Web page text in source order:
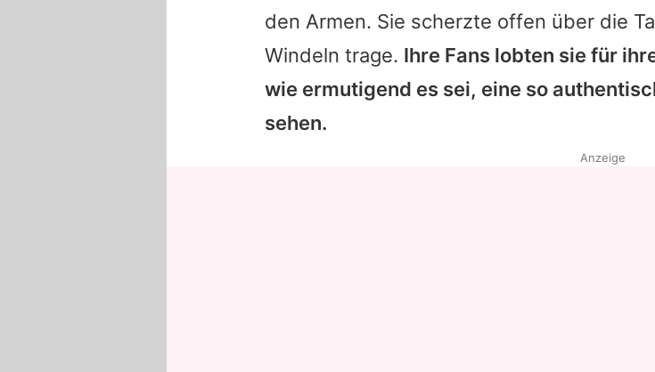
den Armen. Sie scherzte offen über die
Windeln trage. Ihre Fans lobten sie für
wie ermutigend es sei, eine so
sehen.
Anzeige